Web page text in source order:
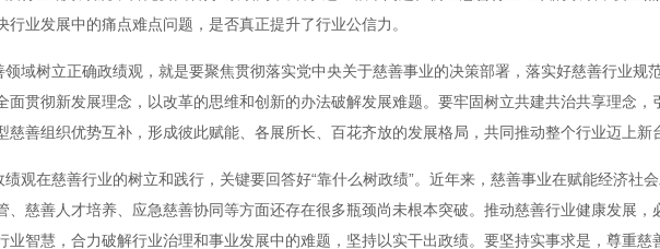
业发展中的痛点难点问题，是否真正提升了行业公信力。
领域树立正确政绩观，就是要聚焦贯彻落实党中央关于慈善事业的决策部署，落实好慈善行业规
面贯彻新发展理念，以改革的思维和创新的办法破解发展难题。要牢固树立共建共治共享理念，
善组织优势互补，形成彼此赋能、各展所长、百花齐放的发展格局，共同推动整个行业迈上新
观在慈善行业的树立和践行，关键要回答好“靠什么树政绩”。近年来，慈善事业在赋能经济社
慈善人才培养、应急慈善协同等方面还存在很多瓶颈尚未根本突破。推动慈善行业健康发展，
智慧，合力破解行业治理和事业发展中的难题，坚持以实干出政绩。要坚持实事求是，尊重慈